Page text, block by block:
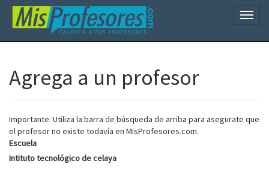
Agrega a un profesor
Importante: Utiliza la barra de búsqueda de arriba para asegurate que
el profesor no existe todavía en MisProfesores.com.
Escuela
Intituto tecnológico de celaya